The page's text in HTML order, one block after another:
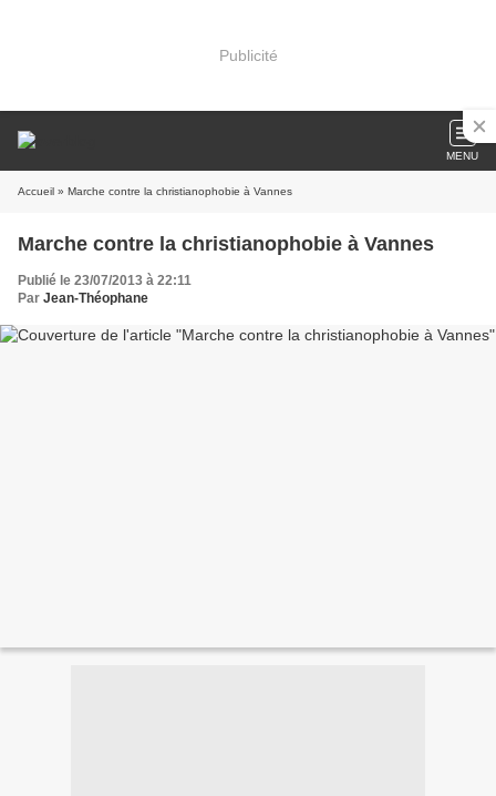
Publicité
MENU
Accueil » Marche contre la christianophobie à Vannes
Marche contre la christianophobie à Vannes
Publié le 23/07/2013 à 22:11
Par Jean-Théophane